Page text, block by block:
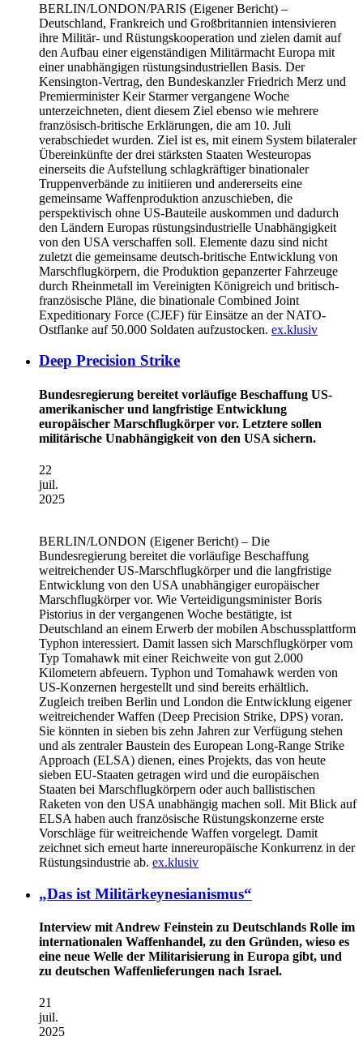
BERLIN/LONDON/PARIS (Eigener Bericht) –
Deutschland, Frankreich und Großbritannien intensivieren
ihre Militär- und Rüstungskooperation und zielen damit auf
den Aufbau einer eigenständigen Militärmacht Europa mit
einer unabhängigen rüstungsindustriellen Basis. Der
Kensington-Vertrag, den Bundeskanzler Friedrich Merz und
Premierminister Keir Starmer vergangene Woche
unterzeichneten, dient diesem Ziel ebenso wie mehrere
französisch-britische Erklärungen, die am 10. Juli
verabschiedet wurden. Ziel ist es, mit einem System bilateraler
Übereinkünfte der drei stärksten Staaten Westeuropas
einerseits die Aufstellung schlagkräftiger binationaler
Truppenverbände zu initiieren und andererseits eine
gemeinsame Waffenproduktion anzuschieben, die
perspektivisch ohne US-Bauteile auskommen und dadurch
den Ländern Europas rüstungsindustrielle Unabhängigkeit
von den USA verschaffen soll. Elemente dazu sind nicht
zuletzt die gemeinsame deutsch-britische Entwicklung von
Marschflugkörpern, die Produktion gepanzerter Fahrzeuge
durch Rheinmetall im Vereinigten Königreich und britisch-
französische Pläne, die binationale Combined Joint
Expeditionary Force (CJEF) für Einsätze an der NATO-
Ostflanke auf 50.000 Soldaten aufzustocken. ex.klusiv
Deep Precision Strike
Bundesregierung bereitet vorläufige Beschaffung US-
amerikanischer und langfristige Entwicklung
europäischer Marschflugkörper vor. Letztere sollen
militärische Unabhängigkeit von den USA sichern.
22
juil.
2025
BERLIN/LONDON (Eigener Bericht) – Die
Bundesregierung bereitet die vorläufige Beschaffung
weitreichender US-Marschflugkörper und die langfristige
Entwicklung von den USA unabhängiger europäischer
Marschflugkörper vor. Wie Verteidigungsminister Boris
Pistorius in der vergangenen Woche bestätigte, ist
Deutschland an einem Erwerb der mobilen Abschussplattform
Typhon interessiert. Damit lassen sich Marschflugkörper vom
Typ Tomahawk mit einer Reichweite von gut 2.000
Kilometern abfeuern. Typhon und Tomahawk werden von
US-Konzernen hergestellt und sind bereits erhältlich.
Zugleich treiben Berlin und London die Entwicklung eigener
weitreichender Waffen (Deep Precision Strike, DPS) voran.
Sie könnten in sieben bis zehn Jahren zur Verfügung stehen
und als zentraler Baustein des European Long-Range Strike
Approach (ELSA) dienen, eines Projekts, das von heute
sieben EU-Staaten getragen wird und die europäischen
Staaten bei Marschflugkörpern oder auch ballistischen
Raketen von den USA unabhängig machen soll. Mit Blick auf
ELSA haben auch französische Rüstungskonzerne erste
Vorschläge für weitreichende Waffen vorgelegt. Damit
zeichnet sich erneut harte innereuropäische Konkurrenz in der
Rüstungsindustrie ab. ex.klusiv
„Das ist Militärkeynesianismus“
Interview mit Andrew Feinstein zu Deutschlands Rolle im
internationalen Waffenhandel, zu den Gründen, wieso es
eine neue Welle der Militarisierung in Europa gibt, und
zu deutschen Waffenlieferungen nach Israel.
21
juil.
2025